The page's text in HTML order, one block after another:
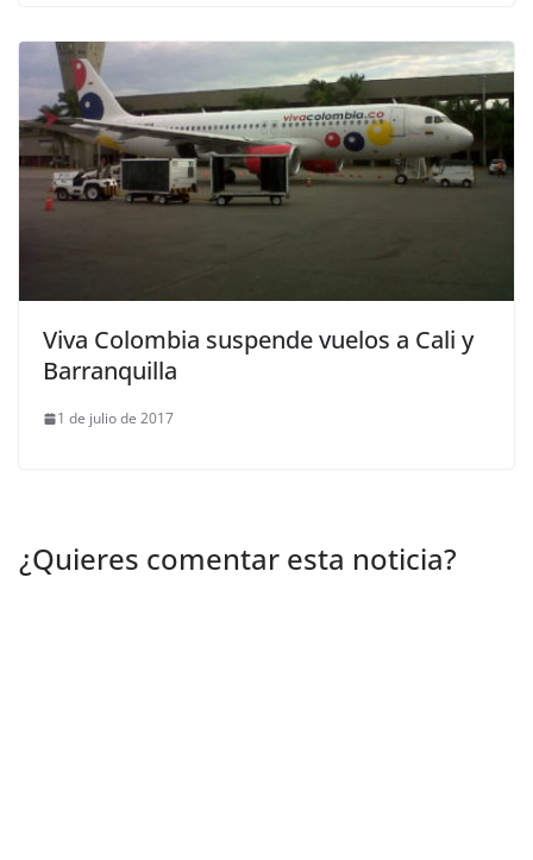
Viva Colombia suspende vuelos a Cali y
Barranquilla
1 de julio de 2017
¿Quieres comentar esta noticia?